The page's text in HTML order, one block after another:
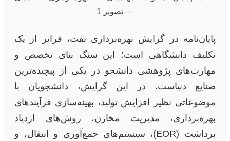
پایان‌نامه در گرایش بهره‌برداری نفت، فراتر از یک
تکلیف دانشگاهی است؛ این سنگ بنای تخصص و
مهارت‌های پژوهشی دانشجو در یکی از پیچیده‌ترین
صنایع دنیاست. در این گرایش، دانشجویان با
موضوعاتی نظیر افزایش تولید، بهینه‌سازی فرآیندهای
بهره‌برداری، مدیریت مخازن، روش‌های ازدیاد
برداشت (EOR)، سیستم‌های جمع‌آوری و انتقال، و